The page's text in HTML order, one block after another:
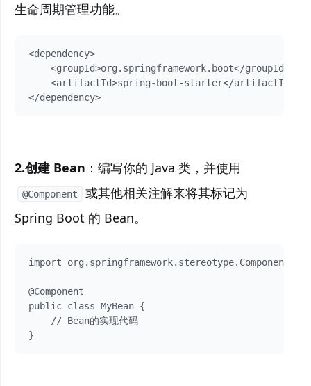
生命周期管理功能。
<dependency>
    <groupId>org.springframework.boot</groupId>
    <artifactId>spring-boot-starter</artifactId>
</dependency>
2.创建 Bean ：编写你的 Java 类，并使用
@Component
或其他相关注解来将其标记为
Spring Boot 的 Bean。
import org.springframework.stereotype.Component;
@Component
public class MyBean {
    // Bean的实现代码
}